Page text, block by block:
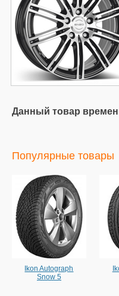
Данный товар
Популярные товары
Ikon Autograph
Snow 5